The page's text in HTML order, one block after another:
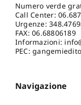
Numero verde
Call Center:
Urgenze:
FAX: 06.68806189
Informazioni:
PEC:
Navigazione